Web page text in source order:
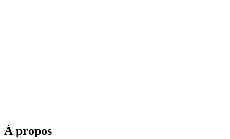
À propos